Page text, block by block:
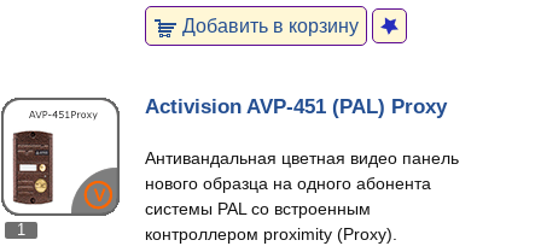
Добавить в корзину
1
Activision AVP-451 (PAL) Proxy
Антивандальная цветная видео панель
нового образца на одного абонента
системы PAL со встроенным
контроллером proximity (Proxy).